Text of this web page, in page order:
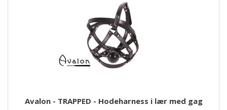
Avalon - TRAPPED - Hodeharness i lær med gag